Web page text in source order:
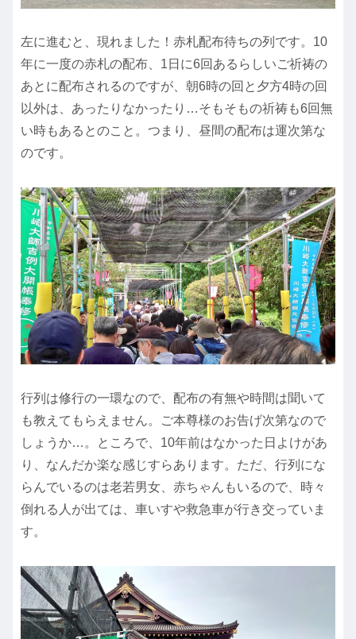
左に進むと、現れました！赤札配布待ちの列です。10
年に一度の赤札の配布、1日に6回あるらしいご祈祷の
あとに配布されるのですが、朝6時の回と夕方4時の回
以外は、あったりなかったり…そもそもの祈祷も6回無
い時もあるとのこと。つまり、昼間の配布は運次第な
のです。
行列は修行の一環なので、配布の有無や時間は聞いて
も教えてもらえません。ご本尊様のお告げ次第なので
しょうか…。ところで、10年前はなかった日よけがあ
り、なんだか楽な感じすらあります。ただ、行列にな
らんでいるのは老若男女、赤ちゃんもいるので、時々
倒れる人が出ては、車いすや救急車が行き交っていま
す。